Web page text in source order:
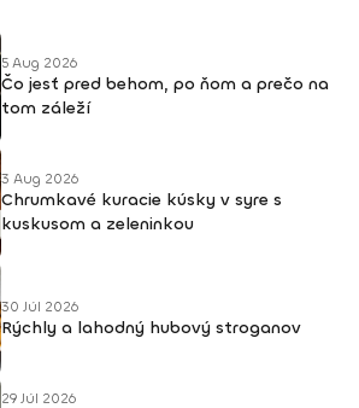
5 Aug 2026
Čo jesť pred behom, po ňom a prečo na
tom záleží
3 Aug 2026
Chrumkavé kuracie kúsky v syre s
kuskusom a zeleninkou
30 Júl 2026
Rýchly a lahodný hubový stroganov
29 Júl 2026